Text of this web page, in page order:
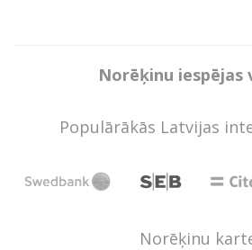
Norēķinu iespējas
Populārākās Latvijas
Norēķinu